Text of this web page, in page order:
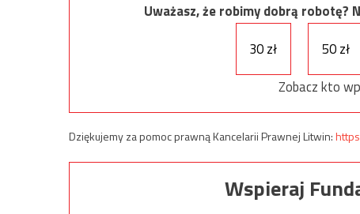
Uważasz, że robimy dobrą robotę?
30 zł
50 zł
Zobacz kto
Dziękujemy za pomoc prawną Kancelarii Prawnej Litwin:
Wspieraj